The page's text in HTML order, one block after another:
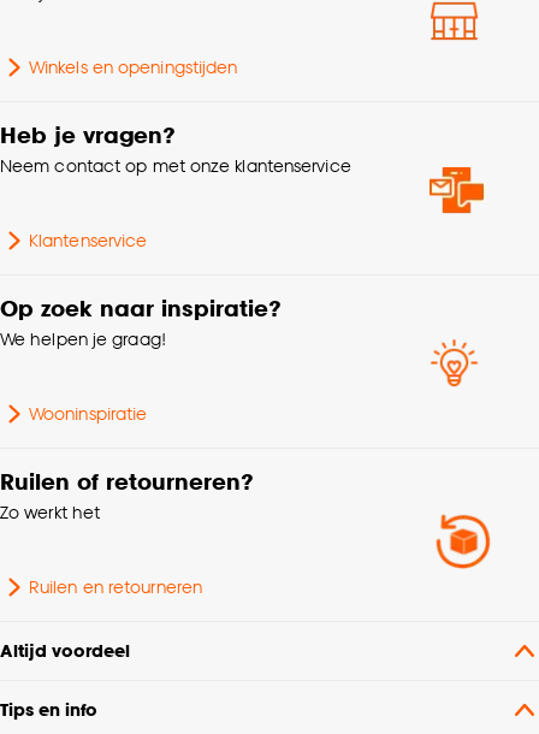
kan aanpassen, bekijk hiervoor onze
Winkels en openingstijden
Heb je vragen?
Neem contact op met onze klantenservice
Klantenservice
Op zoek naar inspiratie?
We helpen je graag!
Wooninspiratie
Ruilen of retourneren?
Zo werkt het
Ruilen en retourneren
Altijd voordeel
Tips en info